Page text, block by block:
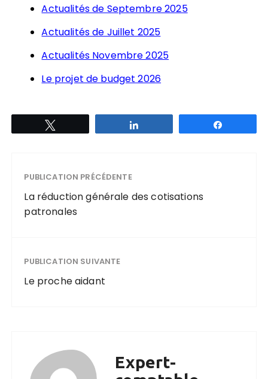
Actualités de Septembre 2025
Actualités de Juillet 2025
Actualités Novembre 2025
Le projet de budget 2026
PUBLICATION PRÉCÉDENTE
La réduction générale des cotisations
patronales
PUBLICATION SUIVANTE
Le proche aidant
Expert-